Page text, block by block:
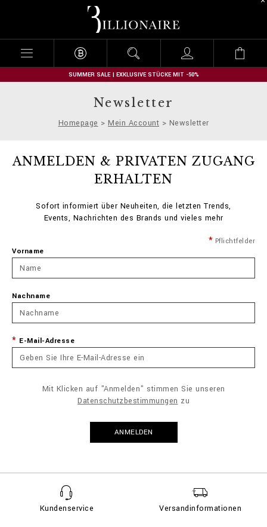
l
l
o
n
SUMMER SALE | EXKLUSIVE STÜCKE MIT -50%
Newsletter
Homepage Mein Account Newsletter
ANMELDEN & PRIVATEN ZUGANG
ERHALTEN
Sofort informiert über Neuheiten, die letzten Trends,
Events, Nachrichten des Brands und vieles mehr
Pflichtfelder
Vorname
Nachname
E-Mail-Adresse
Mit Klicken auf "Anmelden" stimmen Sie unseren
Datenschutzbestimmungen zu
ANMELDEN
Kundenservice Versandinformationen